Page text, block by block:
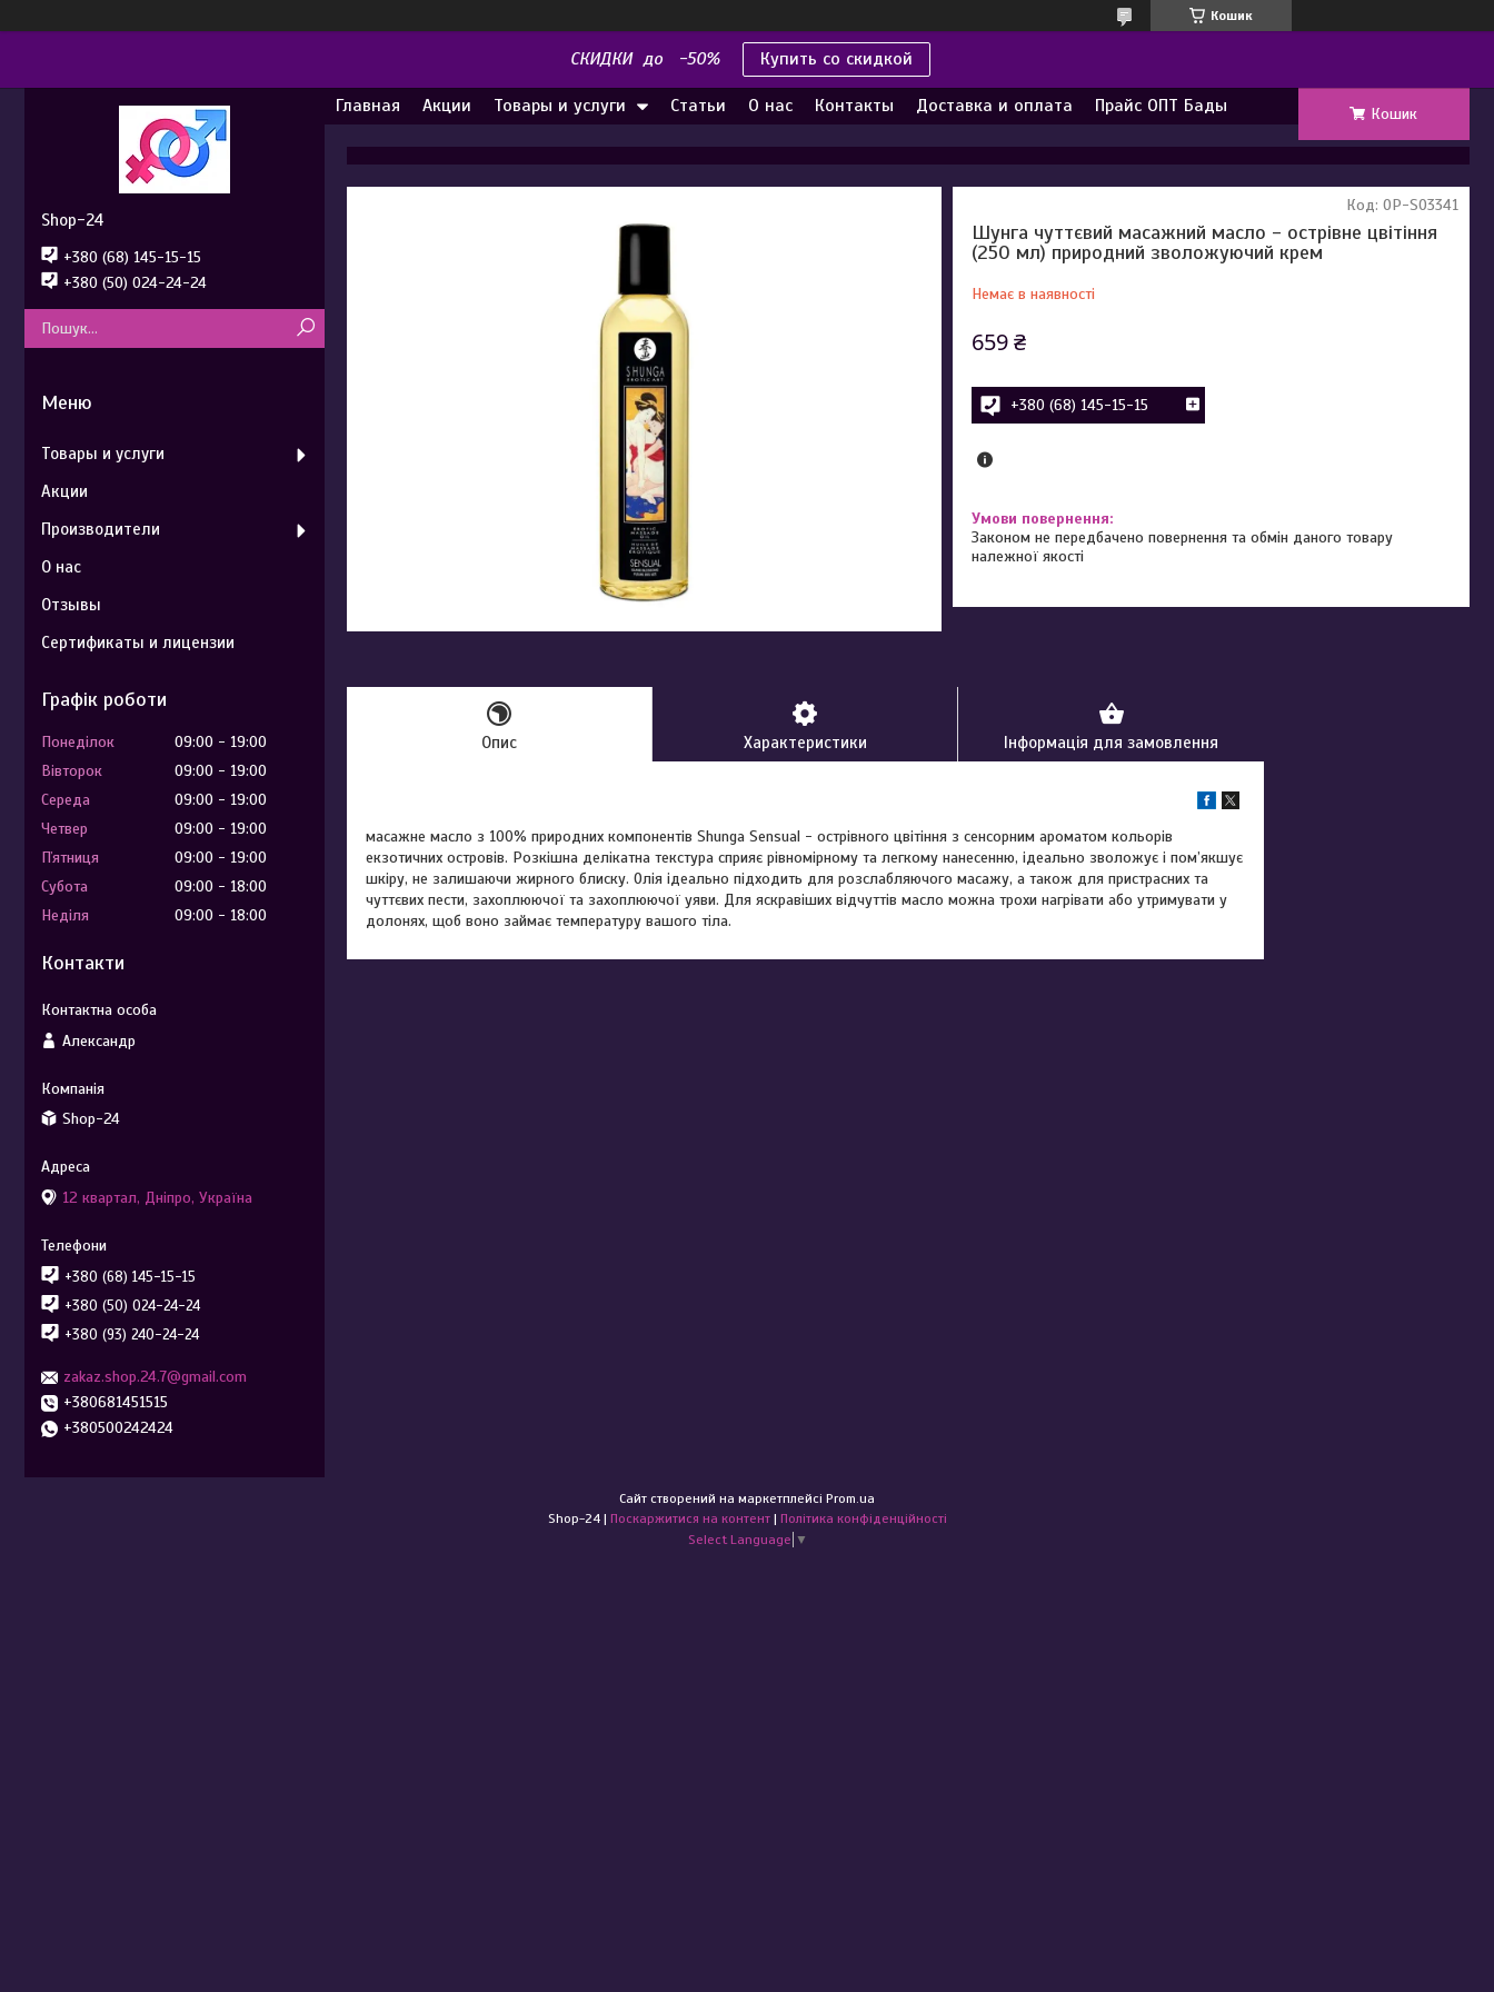
Кошик
СКИДКИ до -50% Купить со скидкой
Главная Акции Товары и услуги Статьи О нас Контакты Доставка и оплата Прайс ОПТ Бады Кошик
Шунга чуттєвий масажний масло - острівне цвітіння
(250 мл) природний зволожуючий крем
Немає в наявності
Код: OP-SO3341
659 ₴
+380 (68) 145-15-15
Законом не передбачено повернення та обмін даного товару
належної якості
Опис Характеристики Інформація для замовлення
масажне масло з 100% природних компонентів Shunga Sensual - острівного цвітіння з сенсорним ароматом кольорів
екзотичних островів. Розкішна делікатна текстура сприяє рівномірному та легкому нанесенню, ідеально зволожує і пом’якшує
шкіру, не залишаючи жирного блиску. Олія ідеально підходить для розслабляючого масажу, а також для пристрасних та
чуттєвих пести, захоплюючої та захоплюючої уяви. Для яскравіших відчуттів масло можна трохи нагрівати або утримувати у
долонях, щоб воно займає температуру вашого тіла.
Shop-24
+380 (68) 145-15-15
+380 (50) 024-24-24
Товары и услуги
Акции
Производители
О нас
Отзывы
Сертификаты и лицензии
Графік роботи
Понеділок 09:00
19:00
Вівторок
09:00
19:00
Середа
09:00
19:00
Четвер
09:00
19:00
Пʼятниця
09:00
19:00
Субота
09:00
18:00
Неділя
09:00 18:00
Контакти
Александр
Shop-24
12 квартал, Дніпро, Україна
+380 (68) 145-15-15
+380 (50) 024-24-24
+380 (93) 240-24-24
zakaz.shop.24.7@gmail.com
+380681451515
+380500242424
Сайт створений на маркетплейсі Prom.ua
Shop-24 | Поскаржитися на контент | Політика конфіденційності
Select Language ▼